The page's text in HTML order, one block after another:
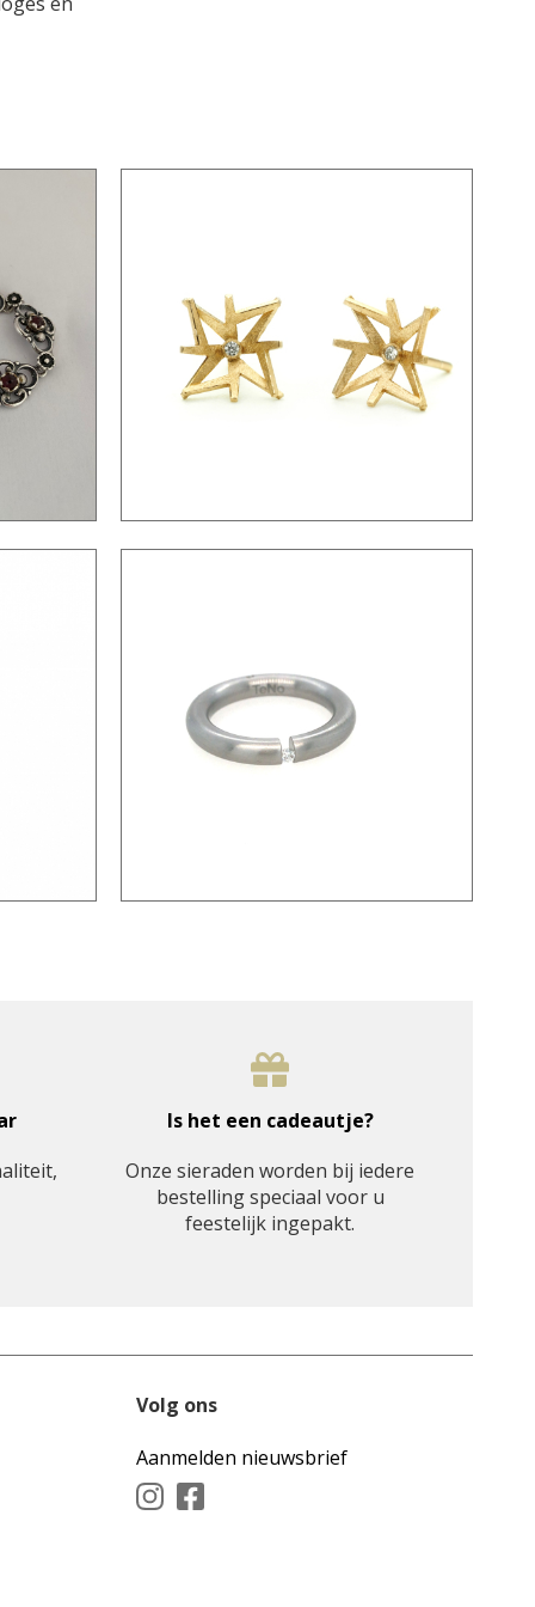
Is het een cadeautje?
Onze sieraden worden bij iedere
bestelling speciaal voor u
feestelijk ingepakt.
Volg ons
Aanmelden nieuwsbrief